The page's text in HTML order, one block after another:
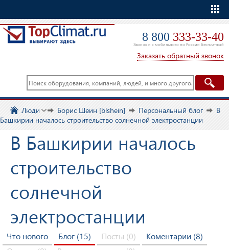
8 800 333-33-40
Звонок и с мобильного по России бесплатный
Заказать обратный звонок
Люди Борис Шеин [blshein] Персональный блог
В
Башкирии началось строительство солнечной электростанции
В Башкирии началось
строительство
солнечной
электростанции
Что нового Блог (15) Посты (0)
Коментарии (8)